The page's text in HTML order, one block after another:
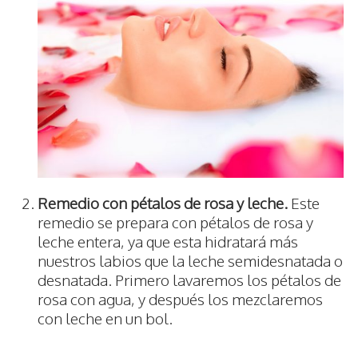
Remedio con pétalos de rosa y leche.Este
remedio se prepara con pétalos de rosa y
leche entera, ya que esta hidratará más
nuestros labios que la leche semidesnatada o
desnatada. Primero lavaremos los pétalos de
rosa con agua, y después los mezclaremos
con leche en un bol.